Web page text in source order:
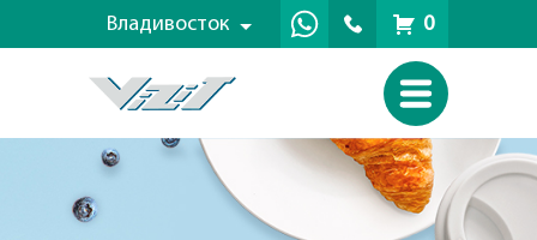
Владивосток 0